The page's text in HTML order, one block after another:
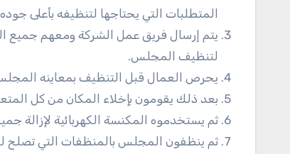
المتطلبات التي يحتاجها لتنظيفه بأعلى
يتم إرسال فريق عمل الشركة ومعهم جميع
لتنظيف المجلس.
يحرص العمال قبل التنظيف بمعاينه
بعد ذلك يقومون بإخلاء المكان من كل
ثم يستخدموه المكنسة الكهربائية لإزالة
ثم ينظفون المجلس بالمنظفات التي تصلح